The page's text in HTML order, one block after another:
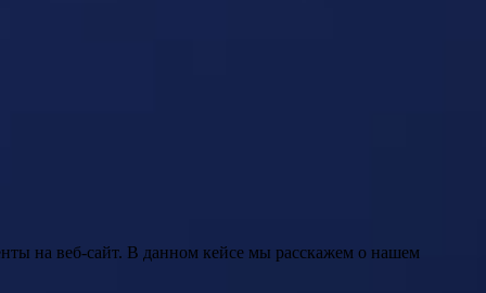
на веб-сайт. В данном кейсе мы расскажем о нашем